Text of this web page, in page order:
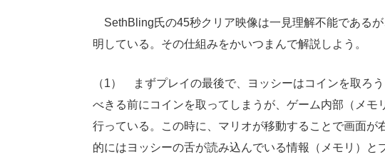
SethBling氏の45秒クリア映像は一見理解不能であるが
明している。その仕組みをかいつまんで解説しよう。
（1） まずプレイの最後で、ヨッシーはコインを取ろ
べきる前にコインを取ってしまうが、ゲーム内部（メモ
行っている。この時に、マリオが移動することで画面が
的にはヨッシーの舌が読み込んでいる情報（メモリ）と